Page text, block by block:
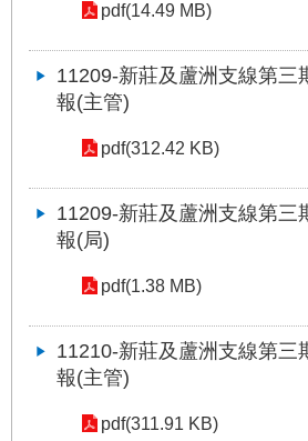
連
北
市
pdf(14.49 MB)
11209-新莊及蘆洲支線第三
報(主管)
pdf(312.42 KB)
11209-新莊及蘆洲支線第三
報(局)
pdf(1.38 MB)
11210-新莊及蘆洲支線第三
報(主管)
pdf(311.91 KB)